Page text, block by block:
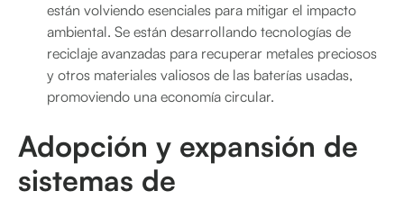
están volviendo esenciales para mitigar el impacto
ambiental. Se están desarrollando tecnologías de
reciclaje avanzadas para recuperar metales preciosos
y otros materiales valiosos de las baterías usadas,
promoviendo una economía circular.
Adopción y expansión de
sistemas de